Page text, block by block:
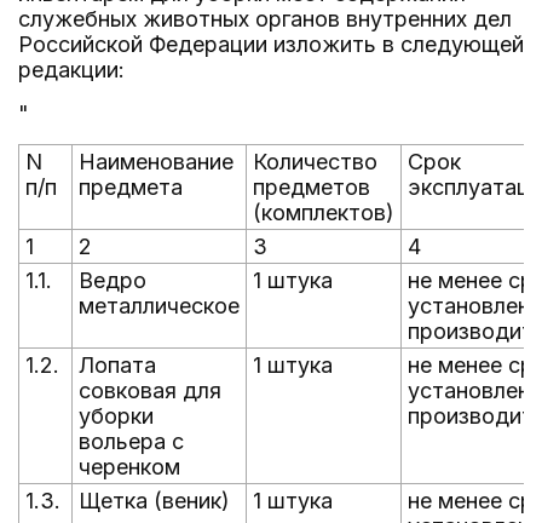
служебных животных органов внутренних дел
Российской Федерации изложить в следующей
редакции:
"
N
п/п
Наименование
предмета
Количество
предметов
(комплектов)
Срок
1 2 3
4
1.1.
Ведро
металлическое
1 штука
не менее
1.2.
Лопата
совковая для
уборки
вольера с
черенком
1 штука
не менее
1.3. Щетка (веник) 1 штука
не менее